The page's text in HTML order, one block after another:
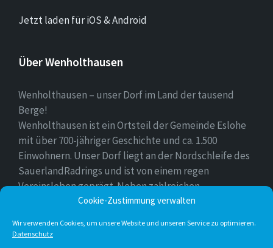
Cookie-Zustimmung verwalten
Wir verwenden Cookies, um unsere Website und unseren Service zu optimieren.
Datenschutz
Jetzt laden für iOS & Android
Über Wenholthausen
Wenholthausen – unser Dorf im Land der tausend
Berge!
Wenholthausen ist ein Ortsteil der Gemeinde Eslohe
mit über 700-jähriger Geschichte und ca. 1.500
Einwohnern. Unser Dorf liegt an der Nordschleife des
SauerlandRadrings und ist von einem regen
Vereinsleben geprägt. Neben zahlreichen
Freizeitmöglichkeiten ist unser Ort für sein